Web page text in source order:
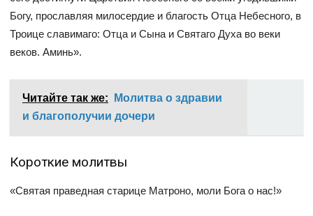
Богу, прославляя милосердие и благость Отца Небесного, в
Троице славимаго: Отца и Сына и Святаго Духа во веки
веков. Аминь».
Читайте так же:
Молитва о здравии
и благополучии дочери
Короткие молитвы
«Святая праведная старице Матроно, моли Бога о нас!»